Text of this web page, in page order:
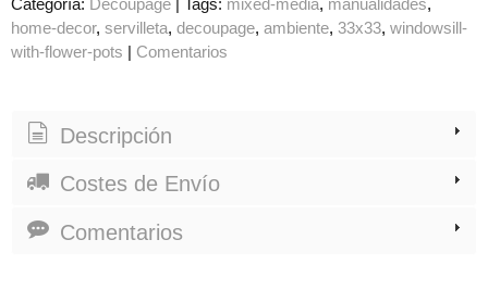
Categoría: Decoupage Tags: mixed-media manualidades
home-decor servilleta decoupage ambiente 33x33 windowsill-
with-flower-pots
Comentarios
Descripción
Costes de Envío
Comentarios